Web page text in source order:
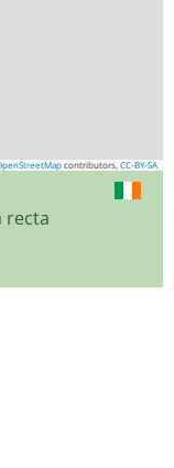
contributors, CC-BY-SA
recta